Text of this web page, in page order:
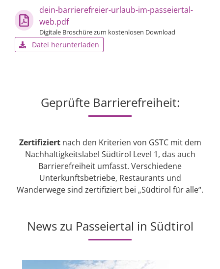
dein-barrierefreier-urlaub-im-passeiertal-
web.pdf
Digitale Broschüre zum kostenlosen Download
Datei herunterladen
Geprüfte Barrierefreiheit:
Zertifiziertnach den Kriterien von GSTC mit dem
Nachhaltigkeitslabel Südtirol Level 1, das auch
Barrierefreiheit umfasst. Verschiedene
Unterkunftsbetriebe, Restaurants und
Wanderwege sind zertifiziert bei „Südtirol für alle“.
News zu Passeiertal in Südtirol